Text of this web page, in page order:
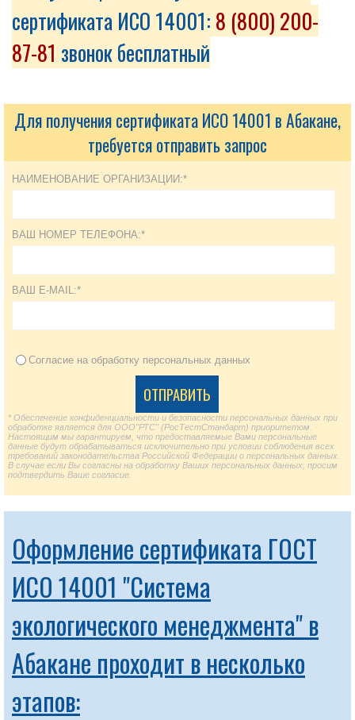
сертификата ИСО 14001: 8 (800) 200-
87-81 звонок бесплатный
Для получения сертификата ИСО 14001 в Абакане,
требуется отправить запрос
НАИМЕНОВАНИЕ ОРГАНИЗАЦИИ:*
ВАШ НОМЕР ТЕЛЕФОНА:*
ВАШ E-MAIL:*
Согласие на обработку персональных данных
* Обеспечение конфиденциальности и безопасности персональных данных при
обработке является для ООО"РТС" (РосТестСтандарт) приоритетом.
Настоящим мы гарантируем, что предоставляемые Вами персональные
данные будут обрабатываться исключительно при условии соблюдения всех
требований законодательства Российской Федерации о персональных данных.
В случае если Вы согласны на обработку Ваших персональных данных, просим
подтвердить Ваше согласие.
Оформление сертификата ГОСТ
ИСО 14001 "Система
экологического менеджмента" в
Абакане проходит в несколько
этапов: